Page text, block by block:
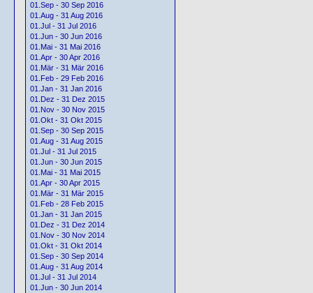
01.Sep - 30 Sep 2016
01.Aug - 31 Aug 2016
01.Jul - 31 Jul 2016
01.Jun - 30 Jun 2016
01.Mai - 31 Mai 2016
01.Apr - 30 Apr 2016
01.Mär - 31 Mär 2016
01.Feb - 29 Feb 2016
01.Jan - 31 Jan 2016
01.Dez - 31 Dez 2015
01.Nov - 30 Nov 2015
01.Okt - 31 Okt 2015
01.Sep - 30 Sep 2015
01.Aug - 31 Aug 2015
01.Jul - 31 Jul 2015
01.Jun - 30 Jun 2015
01.Mai - 31 Mai 2015
01.Apr - 30 Apr 2015
01.Mär - 31 Mär 2015
01.Feb - 28 Feb 2015
01.Jan - 31 Jan 2015
01.Dez - 31 Dez 2014
01.Nov - 30 Nov 2014
01.Okt - 31 Okt 2014
01.Sep - 30 Sep 2014
01.Aug - 31 Aug 2014
01.Jul - 31 Jul 2014
01.Jun - 30 Jun 2014